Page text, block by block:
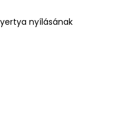
nyílásának